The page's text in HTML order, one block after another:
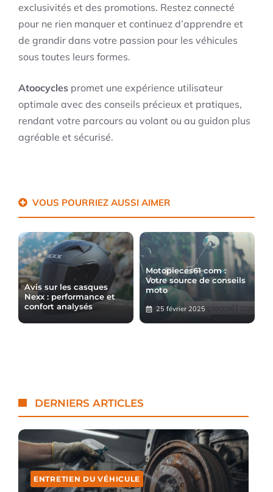
exclusivités et des promotions. Restez connecté
pour ne rien manquer et continuez d’apprendre et
de grandir dans votre passion pour les véhicules
sous toutes leurs formes.
Atoocycles promet une expérience utilisateur
optimale avec des conseils précieux et pratiques,
rendant votre parcours au volant ou au guidon plus
agréable et sécurisé.
VOUS POURRIEZ AUSSI AIMER
Avis sur les casques
Nexx : performance et
confort analysés
Motopieces61 com :
Votre source de conseils
moto
25 février 2025
DERNIERS ARTICLES
ENTRETIEN DU VÉHICULE